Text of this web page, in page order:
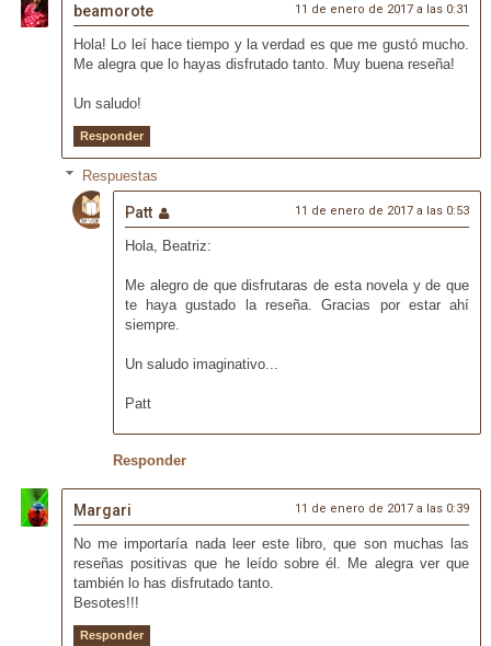
beamorote 11 de enero de 2017 a las 0:31
Hola! Lo leí hace tiempo y la verdad es que me gustó mucho.
Me alegra que lo hayas disfrutado tanto. Muy buena reseña!
Un saludo!
Responder
Respuestas
Patt 11 de enero de 2017 a las 0:53
Hola, Beatriz:
Me alegro de que disfrutaras de esta novela y de que
te haya gustado la reseña. Gracias por estar ahí
siempre.
Un saludo imaginativo...
Patt
Responder
Margari 11 de enero de 2017 a las 0:39
No me importaría nada leer este libro, que son muchas las
reseñas positivas que he leído sobre él. Me alegra ver que
también lo has disfrutado tanto.
Besotes!!!
Responder